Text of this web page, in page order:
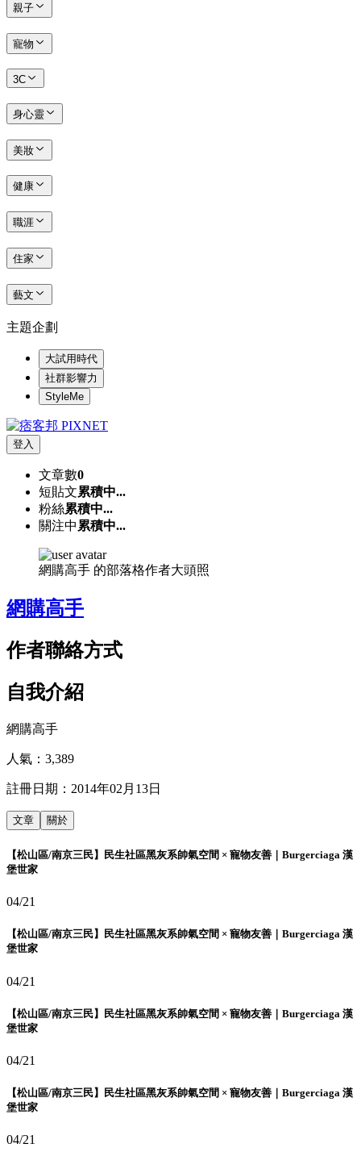
親子
寵物
3C
身心靈
美妝
健康
職涯
住家
藝文
主題企劃
大試用時代
社群影響力
StyleMe
登入
文章數0
短貼文累積中...
粉絲累積中...
關注中 累積中...
網購高手 的部落格作者大頭照
網購高手
作者聯絡方式
自我介紹
網購高手
人氣： 3,389
註冊日期： 2014年02月13日
文章 關於
【松山區/南京三民】民生社區黑灰系帥氣空間 × 寵物友善｜Burgerciaga 漢
堡世家
04/21
【松山區/南京三民】民生社區黑灰系帥氣空間 × 寵物友善｜Burgerciaga 漢
堡世家
04/21
【松山區/南京三民】民生社區黑灰系帥氣空間 × 寵物友善｜Burgerciaga 漢
堡世家
04/21
【松山區/南京三民】民生社區黑灰系帥氣空間 × 寵物友善｜Burgerciaga 漢
堡世家
04/21